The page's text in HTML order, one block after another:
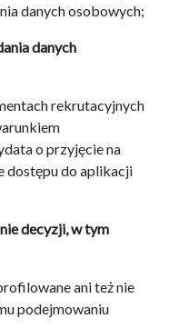
danych osobowych;
danych
rekrutacyjnych
o przyjęcie na
dostępu do aplikacji
decyzji, w tym
ani też nie
podejmowaniu